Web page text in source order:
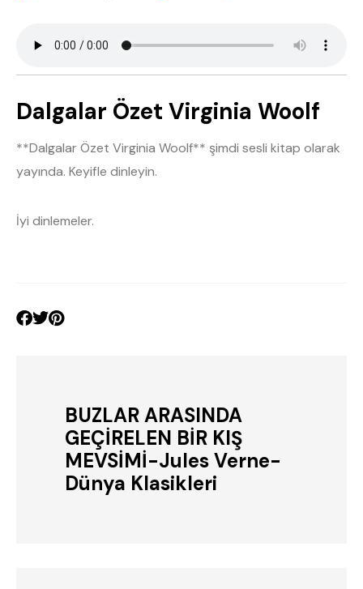
Din & Tasavvuf
Dalgalar Özet Virginia Woolf
**Dalgalar Özet Virginia Woolf** şimdi sesli kitap olarak
yayında. Keyifle dinleyin.
İyi dinlemeler.
BUZLAR ARASINDA
GEÇİRELEN BİR KIŞ
MEVSİMİ-Jules Verne-
Dünya Klasikleri